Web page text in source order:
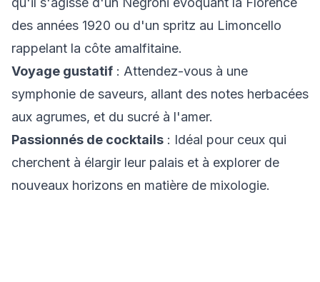
des années 1920 ou d'un spritz au Limoncello
rappelant la côte amalfitaine.
Voyage gustatif : Attendez-vous à une
symphonie de saveurs, allant des notes herbacées
aux agrumes, et du sucré à l'amer.
Passionnés de cocktails : Idéal pour ceux qui
cherchent à élargir leur palais et à explorer de
nouveaux horizons en matière de mixologie.